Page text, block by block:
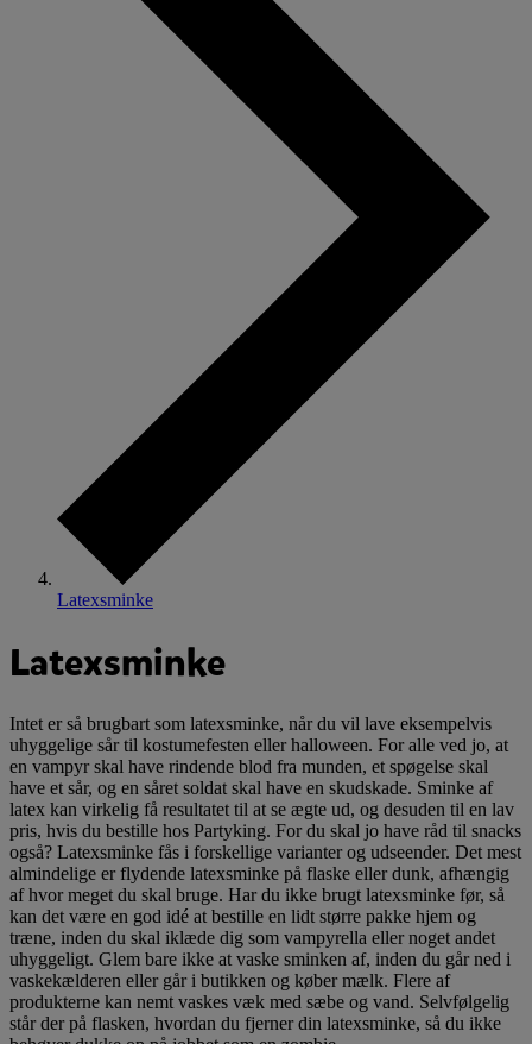
Latexsminke
Latexsminke
Intet er så brugbart som latexsminke, når du vil lave eksempelvis
uhyggelige sår til kostumefesten eller halloween. For alle ved jo, at
en vampyr skal have rindende blod fra munden, et spøgelse skal
have et sår, og en såret soldat skal have en skudskade. Sminke af
latex kan virkelig få resultatet til at se ægte ud, og desuden til en lav
pris, hvis du bestille hos Partyking. For du skal jo have råd til snacks
også? Latexsminke fås i forskellige varianter og udseender. Det mest
almindelige er flydende latexsminke på flaske eller dunk, afhængig
af hvor meget du skal bruge. Har du ikke brugt latexsminke før, så
kan det være en god idé at bestille en lidt større pakke hjem og
træne, inden du skal iklæde dig som vampyrella eller noget andet
uhyggeligt. Glem bare ikke at vaske sminken af, inden du går ned i
vaskekælderen eller går i butikken og køber mælk. Flere af
produkterne kan nemt vaskes væk med sæbe og vand. Selvfølgelig
står der på flasken, hvordan du fjerner din latexsminke, så du ikke